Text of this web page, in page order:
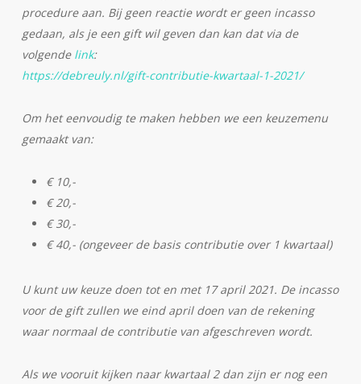
procedure aan. Bij geen reactie wordt er geen incasso
gedaan, als je een gift wil geven dan kan dat via de
volgende link:
https://debreuly.nl/gift-contributie-kwartaal-1-2021/
Om het eenvoudig te maken hebben we een keuzemenu
gemaakt van:
€ 10,-
€ 20,-
€ 30,-
€ 40,- (ongeveer de basis contributie over 1 kwartaal)
U kunt uw keuze doen tot en met 17 april 2021. De incasso
voor de gift zullen we eind april doen van de rekening
waar normaal de contributie van afgeschreven wordt.
Als we vooruit kijken naar kwartaal 2 dan zijn er nog een